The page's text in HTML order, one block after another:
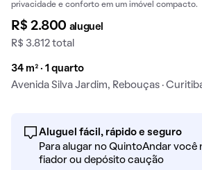
privacidade e conforto em um imóvel compacto.
R$ 2.800 aluguel
R$ 3.812 total
34 m² · 1 quarto
Avenida Silva Jardim, Rebouças ·
Aluguel fácil, rápido e seguro
Para alugar no QuintoAndar você
fiador ou depósito caução